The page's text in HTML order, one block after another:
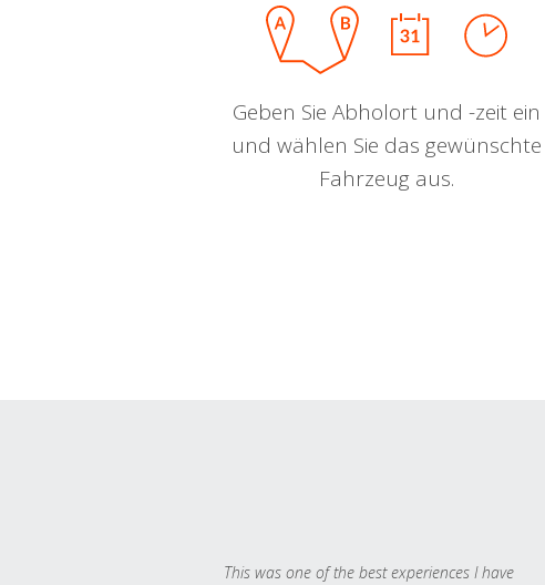
Geben Sie Abholort und -zeit ein
und wählen Sie das gewünschte
Fahrzeug aus.
This was one of the best experiences I have